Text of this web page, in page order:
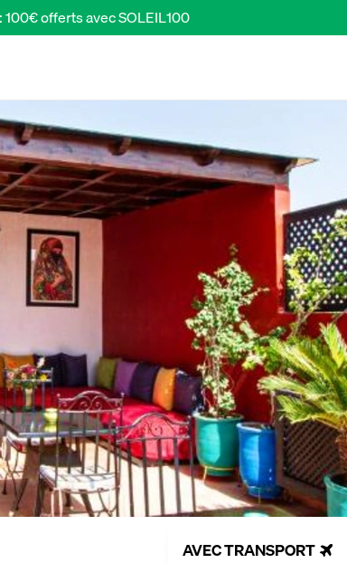
offerts avec SOLEIL100
AVEC TRANSPORT